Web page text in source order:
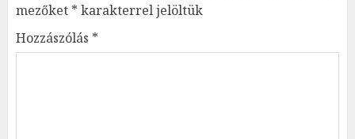
mezőket * karakterrel jelöltük
Hozzászólás *